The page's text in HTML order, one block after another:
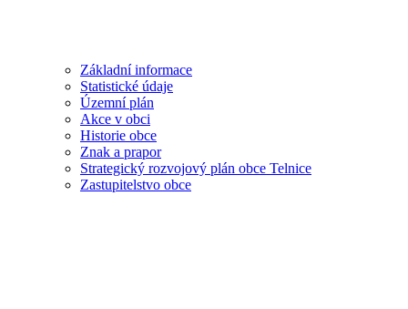
Základní informace
Statistické údaje
Územní plán
Akce v obci
Historie obce
Znak a prapor
Strategický rozvojový plán obce Telnice
Zastupitelstvo obce